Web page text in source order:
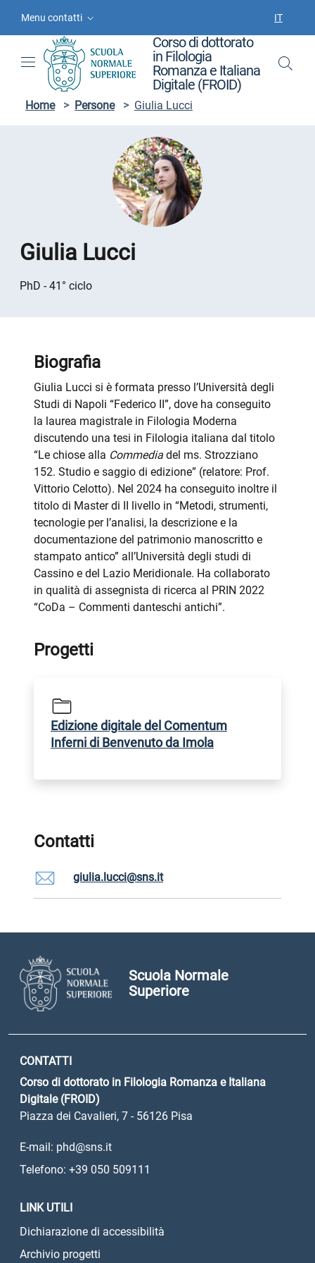
Menu contatti IT
Corso di dottorato
in Filologia
Romanza e Italiana
Digitale (FROID)
Home > Persone > Giulia Lucci
Giulia Lucci
PhD - 41° ciclo
Biografia
Giulia Lucci si è formata presso l’Università degli
Studi di Napoli “Federico II”, dove ha conseguito
la laurea magistrale in Filologia Moderna
discutendo una tesi in Filologia italiana dal titolo
“Le chiose alla Commedia del ms. Strozziano
152. Studio e saggio di edizione” (relatore: Prof.
Vittorio Celotto). Nel 2024 ha conseguito inoltre il
titolo di Master di II livello in “Metodi, strumenti,
tecnologie per l’analisi, la descrizione e la
documentazione del patrimonio manoscritto e
stampato antico” all’Università degli studi di
Cassino e del Lazio Meridionale. Ha collaborato
in qualità di assegnista di ricerca al PRIN 2022
“CoDa – Commenti danteschi antichi”.
Progetti
Edizione digitale del Comentum
Inferni di Benvenuto da Imola
Contatti
giulia.lucci@sns.it
Scuola Normale
Superiore
CONTATTI
Corso di dottorato in Filologia Romanza e Italiana
Digitale (FROID)
Piazza dei Cavalieri, 7 - 56126 Pisa
E-mail: phd@sns.it
Telefono: +39 050 509111
LINK UTILI
Dichiarazione di accessibilità
Archivio progetti